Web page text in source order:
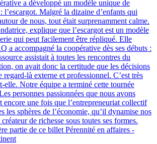
a développé un modèle unique de
l’escargot. Malgré la dizaine d’enfants qui
de nous, tout était surprenamment calme.
explique que l’escargot est un modèle
qui peut facilement être répliqué. Elle
a accompagné la coopérative dès ses débuts :
assistait à toutes les rencontres du
on avait donc la certitude que les décisions
regard-là externe et professionnel. C’est très
elle. Notre équipe a terminé cette tournée
personnes passionnées que nous avons
encore une fois que l’entrepreneuriat collectif
les sphères de l’économie, qu’il dynamise nos
de richesse sous toutes ses formes.
partie de ce billet Pérennité en affaires -